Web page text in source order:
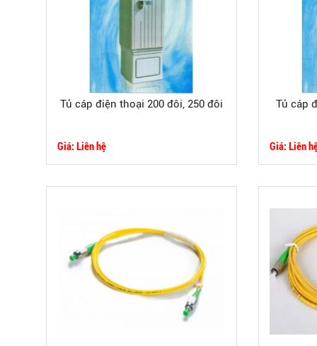
Tủ cáp điện thoại 200 đôi, 250 đôi
Giá: Liên hệ
Tủ cáp
Giá: Liên